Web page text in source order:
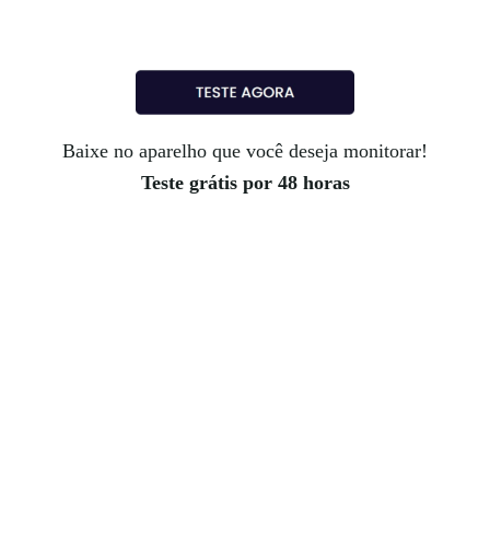
Baixe no aparelho que você deseja monitorar!
Teste grátis por 48 horas